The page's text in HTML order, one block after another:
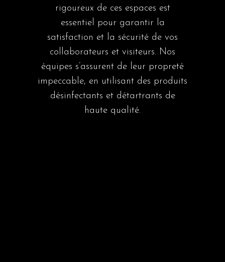
rigoureux de ces espaces est
essentiel pour garantir la
satisfaction et la sécurité de vos
collaborateurs et visiteurs. Nos
équipes s’assurent de leur propreté
impeccable, en utilisant des produits
désinfectants et détartrants de
haute qualité.